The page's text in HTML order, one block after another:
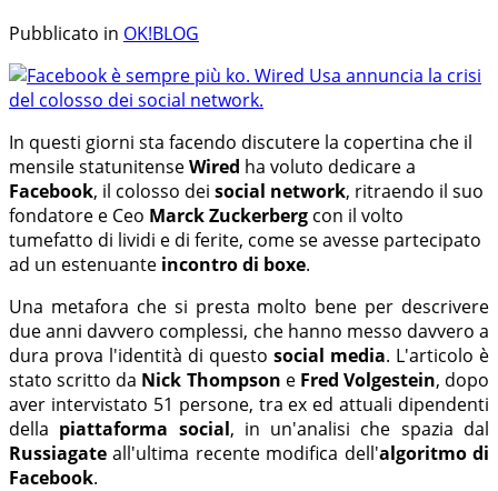
Pubblicato in OK!BLOG
In questi giorni sta facendo discutere la copertina che il
mensile statunitenseWired ha voluto dedicare a
Facebook, il colosso dei social network, ritraendo il suo
fondatore e Ceo Marck Zuckerberg con il volto
tumefatto di lividi e di ferite, come se avesse partecipato
ad un estenuante incontro di boxe.
Una metafora che si presta molto bene per descrivere
due anni davvero complessi, che hanno messo davvero a
dura prova l'identità di questo social media. L'articolo è
stato scritto da Nick Thompson e Fred Volgestein, dopo
aver intervistato 51 persone, tra ex ed attuali dipendenti
della piattaforma social, in un'analisi che spazia dal
Russiagate all'ultima recente modifica dell'algoritmo di
Facebook.